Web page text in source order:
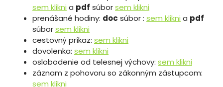
sem klikni a pdf súborsem klikni
prenášané hodiny: doc súbor : sem klikni a pdf
súborsem klikni
cestovný príkaz: sem klikni
dovolenka: sem klikni
oslobodenie od telesnej výchovy: sem klikni
záznam z pohovoru so zákonným zástupcom:
sem klikni